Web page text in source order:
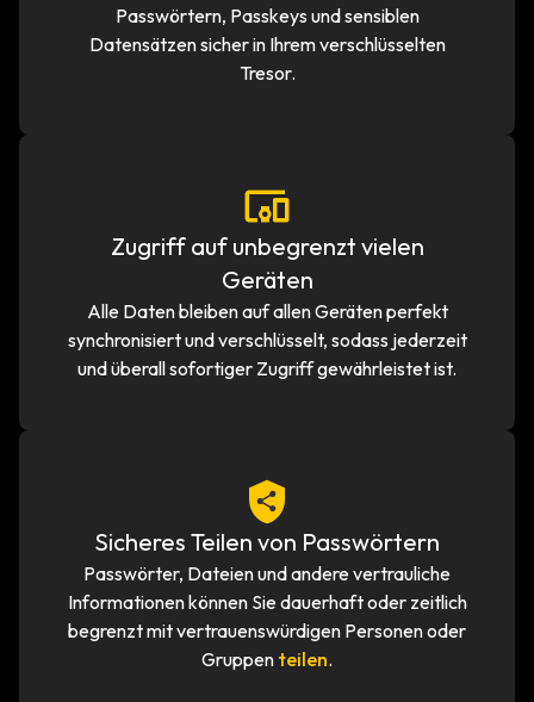
Passwörtern, Passkeys und sensiblen
Datensätzen sicher in Ihrem verschlüsselten
Tresor.
Zugriff auf unbegrenzt vielen
Geräten
Alle Daten bleiben auf allen Geräten perfekt
synchronisiert und verschlüsselt, sodass jederzeit
und überall sofortiger Zugriff gewährleistet ist.
Sicheres Teilen von Passwörtern
Passwörter, Dateien und andere vertrauliche
Informationen können Sie dauerhaft oder zeitlich
begrenzt mit vertrauenswürdigen Personen oder
Gruppen teilen.